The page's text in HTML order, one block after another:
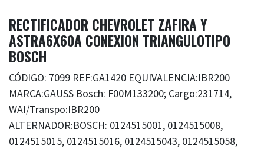
RECTIFICADOR CHEVROLET ZAFIRA Y
ASTRA6X60A CONEXION TRIANGULOTIPO
BOSCH
CÓDIGO: 7099 REF:GA1420 EQUIVALENCIA:IBR200
MARCA:GAUSS Bosch: F00M133200; Cargo:231714,
WAI/Transpo:IBR200
ALTERNADOR:BOSCH: 0124515001, 0124515008,
0124515015, 0124515016, 0124515043, 0124515058,